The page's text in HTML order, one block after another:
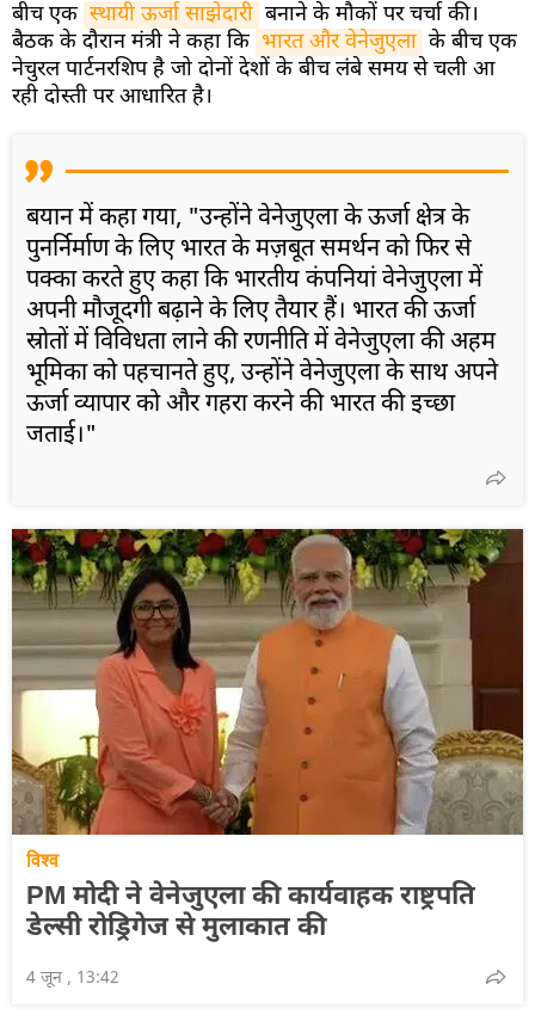
बीच एक स्थायी ऊर्जा साझेदारी बनाने के मौकों पर चर्चा की।
बैठक के दौरान मंत्री ने कहा कि भारत और वेनेजुएला के बीच एक
नेचुरल पार्टनरशिप है जो दोनों देशों के बीच लंबे समय से चली आ
रही दोस्ती पर आधारित है।
बयान में कहा गया, "उन्होंने वेनेजुएला के ऊर्जा क्षेत्र के
पुनर्निर्माण के लिए भारत के मज़बूत समर्थन को फिर से
पक्का करते हुए कहा कि भारतीय कंपनियां वेनेजुएला में
अपनी मौजूदगी बढ़ाने के लिए तैयार हैं। भारत की ऊर्जा
स्रोतों में विविधता लाने की रणनीति में वेनेजुएला की अहम
भूमिका को पहचानते हुए, उन्होंने वेनेजुएला के साथ अपने
ऊर्जा व्यापार को और गहरा करने की भारत की इच्छा
जताई।"
विश्व
PM मोदी ने वेनेजुएला की कार्यवाहक राष्ट्रपति
डेल्सी रोड्रिगेज से मुलाकात की
4 जून , 13:42